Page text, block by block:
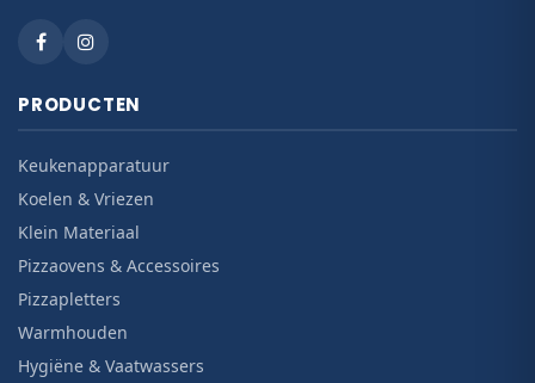
PRODUCTEN
Keukenapparatuur
Koelen & Vriezen
Klein Materiaal
Pizzaovens & Accessoires
Pizzapletters
Warmhouden
Hygiëne & Vaatwassers